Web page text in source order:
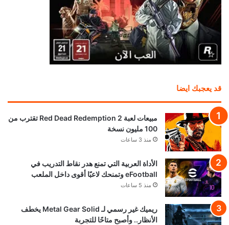
قد يعجبك ايضا
مبيعات لعبة Red Dead Redemption 2 تقترب من
100 مليون نسخة
منذ 3 ساعات
الأداة العربية التي تمنع هدر نقاط التدريب في
eFootball وتمنحك لاعبًا أقوى داخل الملعب
منذ 5 ساعات
ريميك غير رسمي لـ Metal Gear Solid يخطف
الأنظار.. وأصبح متاحًا للتجربة